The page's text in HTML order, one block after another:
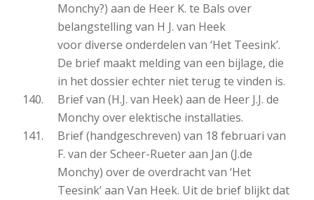
Monchy?) aan de Heer K. te Bals over
belangstelling van H J. van Heek
voor diverse onderdelen van ‘Het Teesink’.
De brief maakt melding van een bijlage, die
in het dossier echter niet terug te vinden is.
Brief van (H.J. van Heek) aan de Heer J.J. de
Monchy over elektische installaties.
Brief (handgeschreven) van 18 februari van
F. van der Scheer-Rueter aan Jan (J.de
Monchy) over de overdracht van ‘Het
Teesink’ aan Van Heek. Uit de brief blijkt dat